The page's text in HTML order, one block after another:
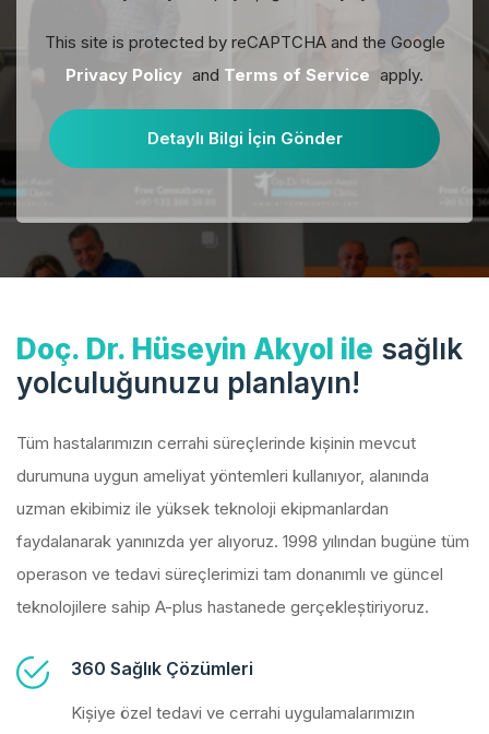
This site is protected by reCAPTCHA and the Google
Privacy Policy and Terms of Service apply.
Detaylı Bilgi İçin Gönder
Doç. Dr. Hüseyin Akyol ile sağlık
yolculuğunuzu planlayın!
Tüm hastalarımızın cerrahi süreçlerinde kişinin mevcut
durumuna uygun ameliyat yöntemleri kullanıyor, alanında
uzman ekibimiz ile yüksek teknoloji ekipmanlardan
faydalanarak yanınızda yer alıyoruz. 1998 yılından bugüne tüm
operason ve tedavi süreçlerimizi tam donanımlı ve güncel
teknolojilere sahip A-plus hastanede gerçekleştiriyoruz.
360 Sağlık Çözümleri
Kişiye özel tedavi ve cerrahi uygulamalarımızın